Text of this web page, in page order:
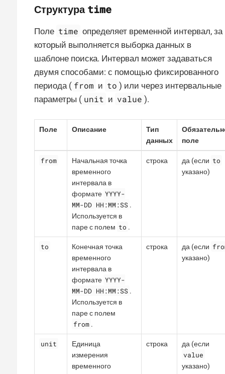
Структура time
Поле time определяет временной интервал, за
который выполняется выборка данных в
шаблоне поиска. Интервал может задаваться
двумя способами: с помощью фиксированного
периода ( from и to ) или через интервальные
параметры ( unit и value ).
Поле Описание
Тип
данных
поле
from
Начальная точка
временного
интервала в
формате YYYY-
MM-DD HH:MM:SS .
Используется в
паре с полем to .
строка да (если to
указано)
to
Конечная точка
временного
интервала в
формате YYYY-
MM-DD HH:MM:SS .
Используется в
паре с полем
from .
строка да (если
указано)
unit
Единица
измерения
временного
строка да (если
value
указано)